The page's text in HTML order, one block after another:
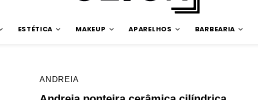
ESTÉTICA MAKEUP APARELHOS BARBEARIA
ANDREIA